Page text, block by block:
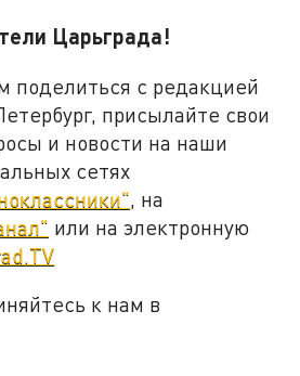
Царьграда!
поделиться с редакцией
присылайте свои
и новости на наши
сетях
, на
или на электронную
к нам в